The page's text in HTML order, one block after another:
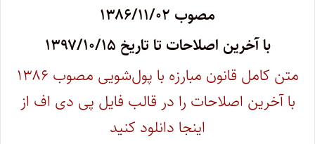
مصوب ۱۳۸۶/۱۱/۰۲
با آخرین اصلاحات تا تاریخ ۱۳۹۷/۱۰/۱۵
متن کامل قانون مبارزه با پول‌شویی مصوب ۱۳۸۶
با آخرین اصلاحات را در قالب فایل پی دی اف از
اینجا دانلود کنید